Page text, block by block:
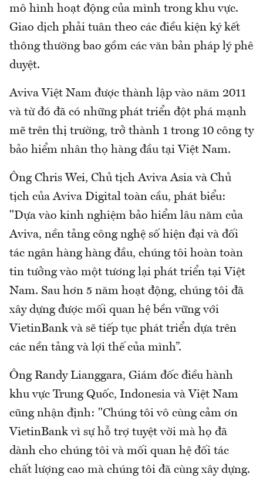
mô hình hoạt động của mình trong khu vực.
Giao dịch phải tuân theo các điều kiện ký kết
thông thường bao gồm các văn bản pháp lý phê
duyệt.
Aviva Việt Nam được thành lập vào năm 2011
và từ đó đã có những phát triển đột phá mạnh
mẽ trên thị trường, trở thành 1 trong 10 công ty
bảo hiểm nhân thọ hàng đầu tại Việt Nam.
Ông Chris Wei, Chủ tịch Aviva Asia và Chủ
tịch của Aviva Digital toàn cầu, phát biểu:
"Dựa vào kinh nghiệm bảo hiểm lâu năm của
Aviva, nền tảng công nghệ số hiện đại và đối
tác ngân hàng hàng đầu, chúng tôi hoàn toàn
tin tưởng vào một tương lại phát triển tại Việt
Nam. Sau hơn 5 năm hoạt động, chúng tôi đã
xây dựng được mối quan hệ bền vững với
VietinBank và sẽ tiếp tục phát triển dựa trên
các nền tảng và lợi thế của mình”.
Ông Randy Lianggara, Giám đốc điều hành
khu vực Trung Quốc, Indonesia và Việt Nam
cũng nhận định: "Chúng tôi vô cùng cảm ơn
VietinBank vì sự hỗ trợ tuyệt vời mà họ đã
dành cho chúng tôi và mối quan hệ đối tác
chất lượng cao mà chúng tôi đã cùng xây dựng.